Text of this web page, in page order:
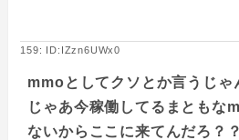
159: ID:IZzn6UWx0
mmoとしてクソとか言うじゃ
じゃあ今稼働してるまともな
ないからここに来てんだろ？